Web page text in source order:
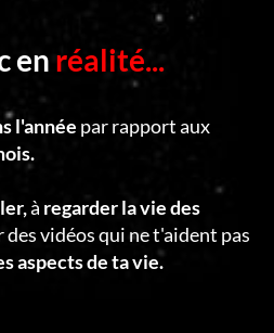
en réalité...
l'année par rapport aux
à regarder la vie des
des vidéos qui ne t'aident pas
aspects de ta vie.